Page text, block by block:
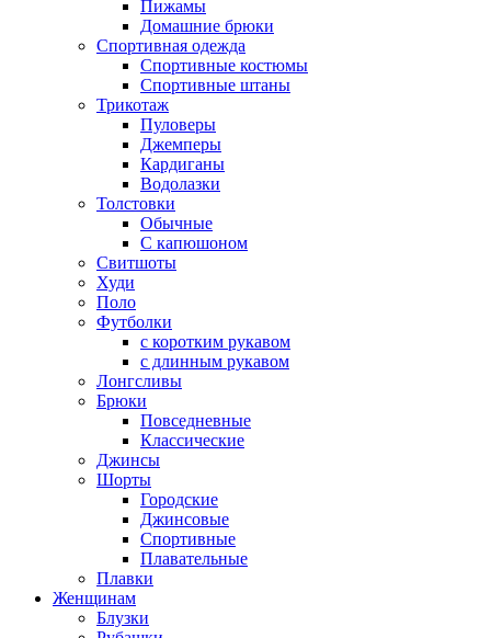
Пижамы
Домашние брюки
Спортивная одежда
Спортивные костюмы
Спортивные штаны
Трикотаж
Пуловеры
Джемперы
Кардиганы
Водолазки
Толстовки
Обычные
С капюшоном
Свитшоты
Худи
Поло
Футболки
с коротким рукавом
с длинным рукавом
Лонгсливы
Брюки
Повседневные
Классические
Джинсы
Шорты
Городские
Джинсовые
Спортивные
Плавательные
Плавки
Женщинам
Блузки